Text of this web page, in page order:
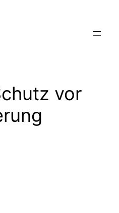
vor